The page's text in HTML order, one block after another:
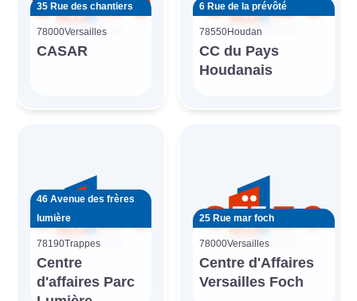
35 Rue des chantiers
78000Versailles
CASAR
6 Rue de la prévôté
78550Houdan
CC du Pays
Houdanais
46 Avenue des frères
lumière
78190Trappes
Centre
d'affaires Parc
25 Rue mar foch
78000Versailles
Centre d'Affaires
Versailles Foch